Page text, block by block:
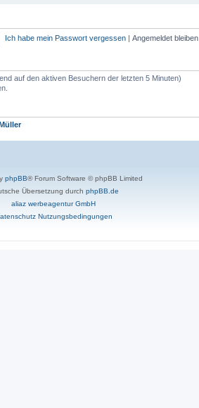
Ich habe mein Passwort vergessen Angemeldet bleiben
auf den aktiven Besuchern der letzten 5 Minuten)
phpBB® Forum Software © phpBB Limited
Übersetzung durch phpBB.de
aliaz werbeagentur GmbH
Nutzungsbedingungen